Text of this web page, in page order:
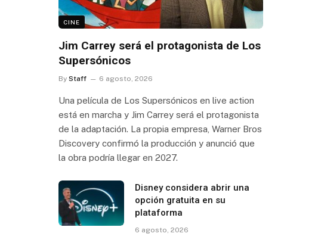
CINE
Jim Carrey será el protagonista de Los
Supersónicos
By Staff 6 agosto, 2026
Una película de Los Supersónicos en live action
está en marcha y Jim Carrey será el protagonista
de la adaptación. La propia empresa, Warner Bros
Discovery confirmó la producción y anunció que
la obra podría llegar en 2027.
Disney considera abrir una
opción gratuita en su
plataforma
6 agosto, 2026